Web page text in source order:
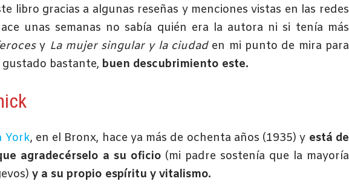
libro gracias a algunas reseñas y menciones vistas en las redes
unas semanas no sabía quién era la autora ni si tenía más
y La mujer singular y la ciudaden mi punto de mira para
gustado bastante, buen descubrimiento este.
York, en el Bronx, hace ya más de ochenta años (1935) y está de
agradecérselo a su oficio (mi padre sostenía que la mayoría
y a su propio espíritu y vitalismo.